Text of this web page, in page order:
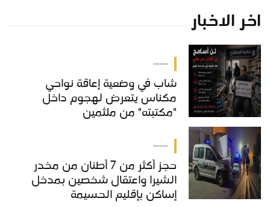
اخر الاخبار
-----
شاب في وضعية إعاقة نواحي
مكناس يتعرض لهجوم داخل
"مكتبته" من ملثمين
-----
حجز أكثر من 7 أطنان من مخدر
الشيرا واعتقال شخصين بمدخل
إساكن بإقليم الحسيمة